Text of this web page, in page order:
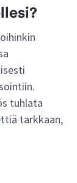
tuhlata
tarkkaan,